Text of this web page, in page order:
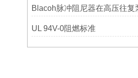
UL 94V-0阻燃标准